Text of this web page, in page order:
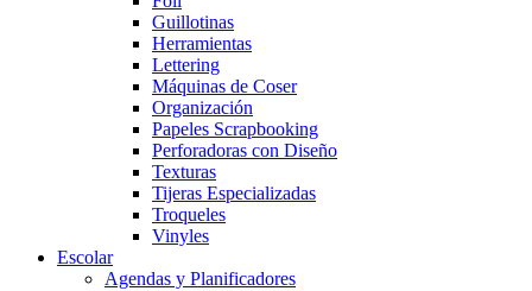
Guillotinas
Herramientas
Lettering
Máquinas de Coser
Organización
Papeles Scrapbooking
Perforadoras con Diseño
Texturas
Tijeras Especializadas
Troqueles
Vinyles
Escolar
Agendas y Planificadores